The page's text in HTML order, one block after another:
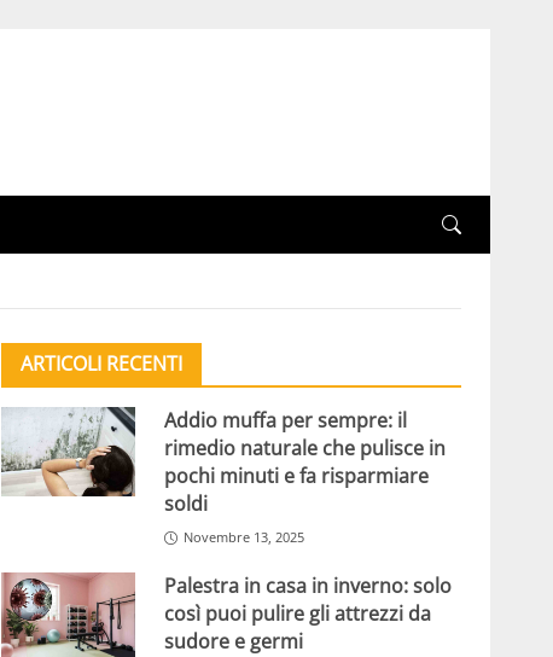
ARTICOLI RECENTI
Addio muffa per sempre: il
rimedio naturale che pulisce in
pochi minuti e fa risparmiare
soldi
Novembre 13, 2025
Palestra in casa in inverno: solo
così puoi pulire gli attrezzi da
sudore e germi